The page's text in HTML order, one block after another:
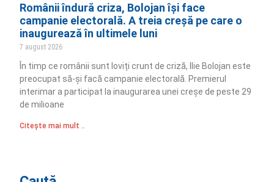
Românii îndură criza, Bolojan își face
campanie electorală. A treia creșă pe care o
inaugurează în ultimele luni
7 august 2026
În timp ce românii sunt loviți crunt de criză, Ilie Bolojan este
preocupat să-și facă campanie electorală. Premierul
interimar a participat la inaugurarea unei creșe de peste 29
de milioane
Citește mai mult ..